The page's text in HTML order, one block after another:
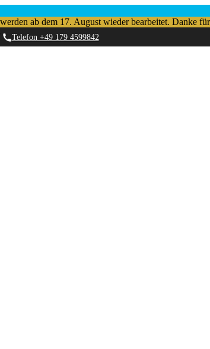
ab dem 17. August wieder bearbeitet. Danke
Telefon +49 179 4599842